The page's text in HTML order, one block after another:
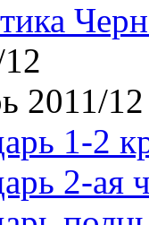
2011/12
1-2
2-ая